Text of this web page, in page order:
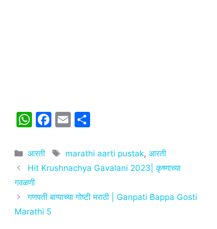
W
at
s
A
p
p
F
c
e
o
E
ai
l
ar
e
Categories
आरती Tags
marathi aarti pustak,आरती
Hit Krushnachya Gavalani 2023| कृष्णाच्या
गवळणी
गणपती बाप्पाच्या गोष्टी मराठी | Ganpati Bappa Gosti
Marathi 5